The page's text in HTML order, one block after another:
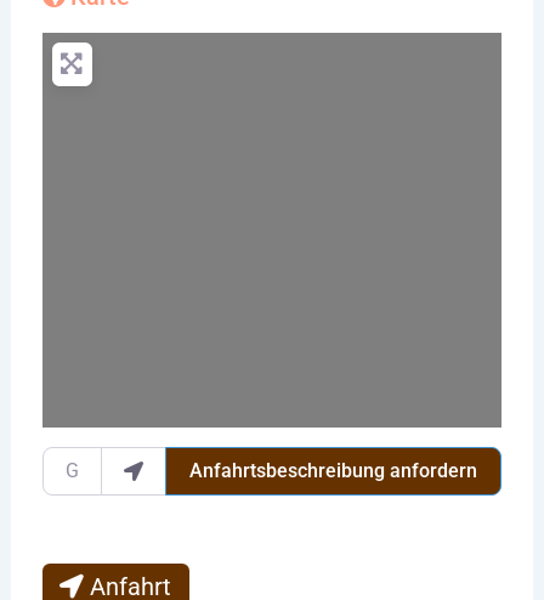
Gib deinen Standort ein.Anfahrtsbeschreibung anfordern
Anfahrt